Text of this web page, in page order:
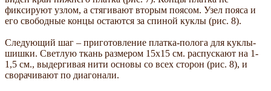
фиксируют узлом, а стягивают вторым поясом. Узел пояса и
его свободные концы остаются за спиной куклы (рис. 8).
Следующий шаг – приготовление платка-полога для куклы-
шишки. Светлую ткань размером 15х15 см. распускают на 1-
1,5 см., выдергивая нити основы со всех сторон (рис. 8), и
сворачивают по диагонали.